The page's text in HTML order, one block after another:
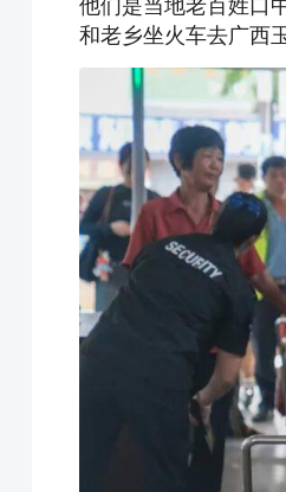
他们是当地老百姓口
和老乡坐火车去广西